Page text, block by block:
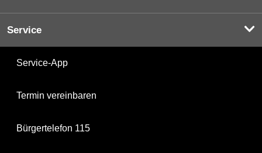
Service
Service-App
Termin vereinbaren
Bürgertelefon 115